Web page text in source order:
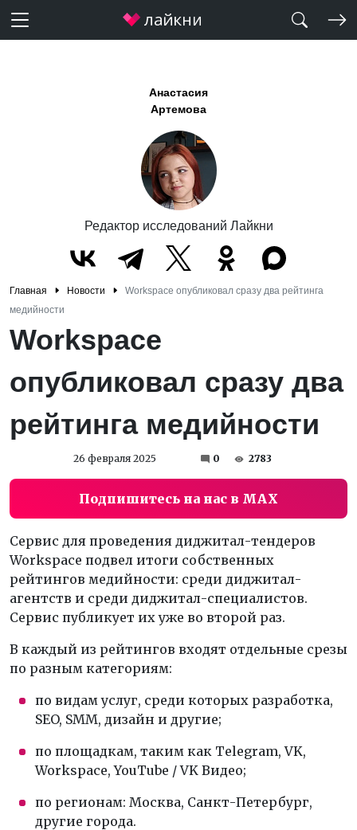
Анастасия
Артемова
Редактор исследований Лайкни
Главная Новости
Workspace опубликовал сразу два рейтинга
медийности
Workspace
опубликовал сразу два
рейтинга медийности
26 февраля 2025 0 2783
Подпишитесь на нас в MAX
Сервис для проведения диджитал-тендеров
Workspace подвел итоги собственных
рейтингов медийности: среди диджитал-
агентств и среди диджитал-специалистов.
Сервис публикует их уже во второй раз.
В каждый из рейтингов входят отдельные срезы
по разным категориям:
по видам услуг, среди которых разработка,
SEO, SMM, дизайн и другие;
по площадкам, таким как Telegram, VK,
Workspace, YouTube / VK Видео;
по регионам: Москва, Санкт-Петербург,
другие города.